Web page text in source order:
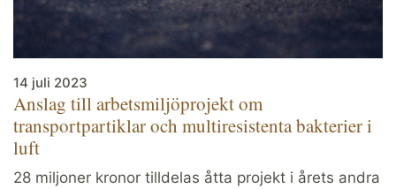
14 juli 2023
Anslag till arbetsmiljöprojekt om
transportpartiklar och multiresistenta bakterier i
luft
28 miljoner kronor tilldelas åtta projekt i årets andra